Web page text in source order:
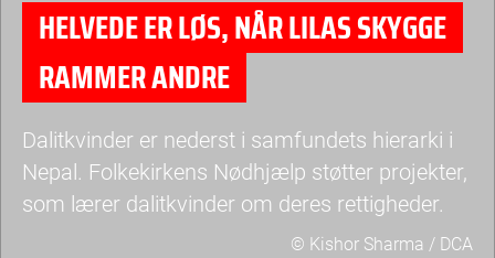
© Kishor Sharma / DCA
HELVEDE ER LØS, NÅR LILAS SKYGGE
RAMMER ANDRE
Dalitkvinder er nederst i samfundets hierarki i
Nepal. Folkekirkens Nødhjælp støtter projekter,
som lærer dalitkvinder om deres rettigheder.